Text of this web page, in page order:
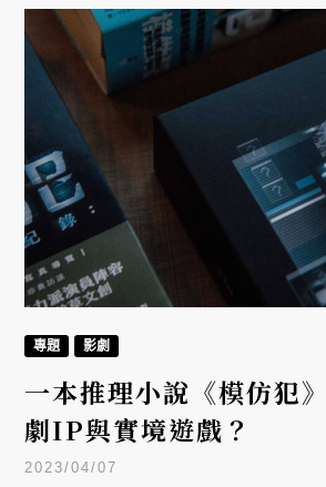
專題 影劇
一本推理小說《模仿犯
劇IP與實境遊戲？
2023/04/07